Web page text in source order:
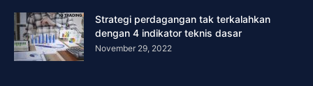
Strategi perdagangan tak terkalahkan
dengan 4 indikator teknis dasar
November 29, 2022